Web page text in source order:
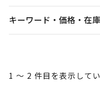
キーワード・価格・在
1 ～ 2 件目を表示して